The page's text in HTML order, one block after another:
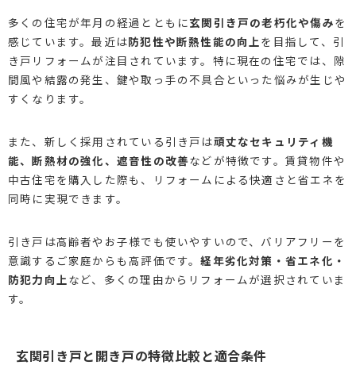
多くの住宅が年月の経過とともに玄関引き戸の老朽化や傷みを
感じています。最近は防犯性や断熱性能の向上 を目指して、引
き戸リフォームが注目されています。特に現在の住宅では、隙
間風や結露の発生、鍵や取っ手の不具合といった悩みが生じや
すくなります。
また、新しく採用されている引き戸は頑丈なセキュリティ機
能、断熱材の強化、遮音性の改善などが特徴です。賃貸物件や
中古住宅を購入した際も、リフォームによる快適さと省エネを
同時に実現できます。
引き戸は高齢者やお子様でも使いやすいので、バリアフリーを
意識するご家庭からも高評価です。経年劣化対策・省エネ化・
防犯力向上 など、多くの理由からリフォームが選択されていま
す。
玄関引き戸と開き戸の特徴比較と適合条件